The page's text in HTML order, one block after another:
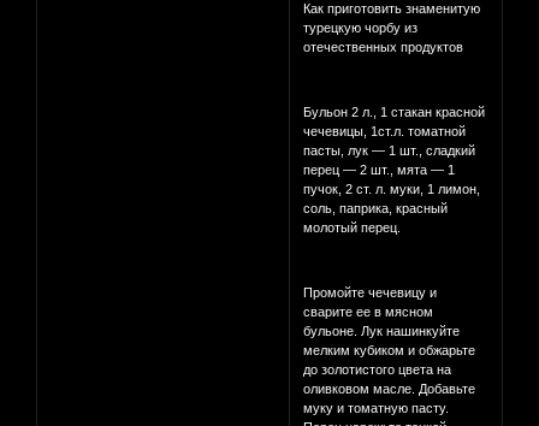
Как приготовить знаменитую
турецкую чорбу из
отечественных продуктов
Бульон 2 л., 1 стакан красной
чечевицы, 1ст.л. томатной
пасты, лук — 1 шт., сладкий
перец — 2 шт., мята — 1
пучок, 2 ст. л. муки, 1 лимон,
соль, паприка, красный
молотый перец.
Промойте чечевицу и
сварите ее в мясном
бульоне. Лук нашинкуйте
мелким кубиком и обжарьте
до золотистого цвета на
оливковом масле. Добавьте
муку и томатную пасту.